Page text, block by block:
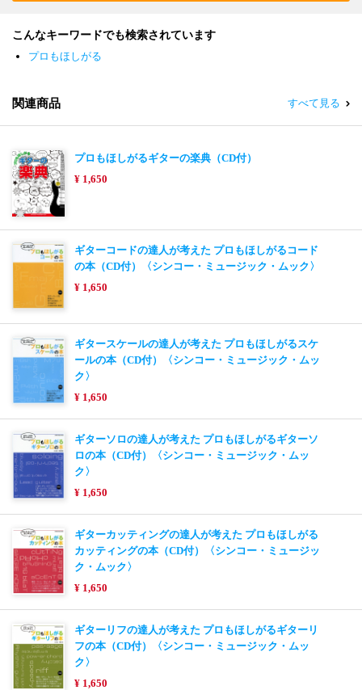
こんなキーワードでも検索されています
プロもほしがる
関連商品 すべて見る
プロもほしがるギターの楽典（CD付）
¥ 1,650
ギターコードの達人が考えた プロもほしがるコード
の本（CD付）〈シンコー・ミュージック・ムック〉
¥ 1,650
ギタースケールの達人が考えた プロもほしがるスケ
ールの本（CD付）〈シンコー・ミュージック・ムッ
ク〉
¥ 1,650
ギターソロの達人が考えた プロもほしがるギターソ
ロの本（CD付）〈シンコー・ミュージック・ムッ
ク〉
¥ 1,650
ギターカッティングの達人が考えた プロもほしがる
カッティングの本（CD付）〈シンコー・ミュージッ
ク・ムック〉
¥ 1,650
ギターリフの達人が考えた プロもほしがるギターリ
フの本（CD付）〈シンコー・ミュージック・ムッ
ク〉
¥ 1,650